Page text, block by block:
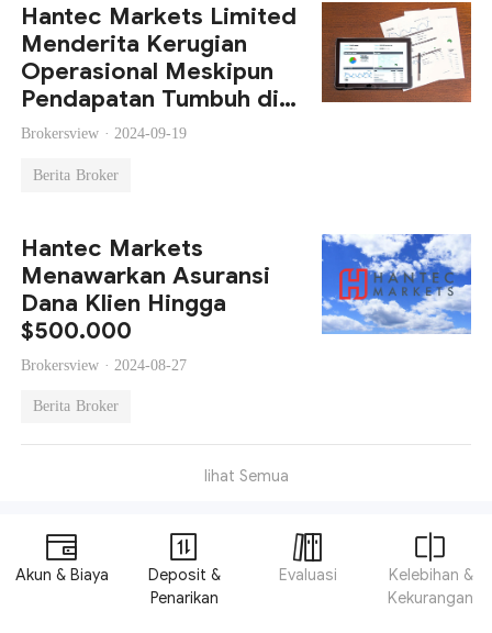
Hantec Markets Limited
Menderita Kerugian
Operasional Meskipun
Pendapatan Tumbuh di
2023
Brokersview · 2024-09-19
Berita Broker
Hantec Markets
Menawarkan Asuransi
Dana Klien Hingga
$500.000
Brokersview · 2024-08-27
Berita Broker
lihat Semua
Akun & Biaya
Deposit &
Penarikan
Evaluasi
Kelebihan &
Kekurangan